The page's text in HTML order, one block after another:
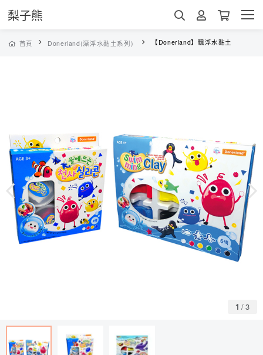
梨子熊
首頁 Donerland(漂浮水黏土系列) 【Donerland】飄浮水黏土
1 /3